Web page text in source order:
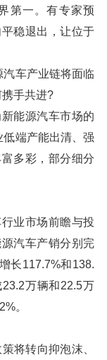
第一。有专家预
稳退出，让位于
汽车产业链将面临
手共进?
能源汽车市场的
低端产能出清、强
多彩，部分细分
业市场前瞻与投
汽车产销分别完
长117.7%和138.
万辆和22.5万
。
将转向抑泡沫、